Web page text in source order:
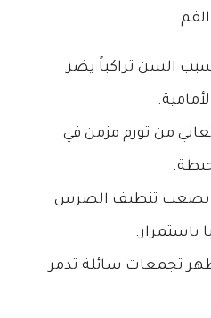
السن تراكباً يضر
من تورم مزمن في
يصعب تنظيف الضرس
باستمرار.
تجمعات سائلة تدمر